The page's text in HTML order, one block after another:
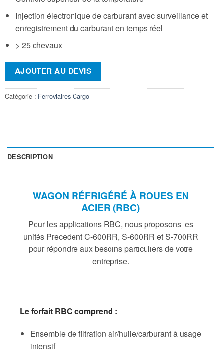
Injection électronique de carburant avec surveillance et
enregistrement du carburant en temps réel
> 25 chevaux
AJOUTER AU DEVIS
Catégorie : Ferroviaires Cargo
DESCRIPTION
WAGON RÉFRIGÉRÉ À ROUES EN
ACIER (RBC)
Pour les applications RBC, nous proposons les
unités Precedent C-600RR, S-600RR et S-700RR
pour répondre aux besoins particuliers de votre
entreprise.
Le forfait RBC comprend :
Ensemble de filtration air/huile/carburant à usage
intensif